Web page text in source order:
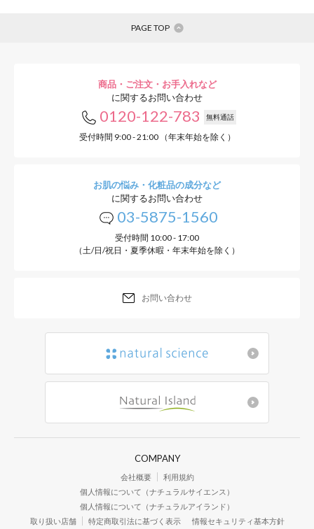
PAGE TOP
商品・ご注文・お手入れなど
に関するお問い合わせ
0120-122-783 無料通話
受付時間 9:00 - 21:00 （年末年始を除く）
お肌の悩み・化粧品の成分など
に関するお問い合わせ
03-5875-1560
受付時間 10:00 - 17:00
（土/日/祝日・夏季休暇・年末年始を除く）
お問い合わせ
COMPANY
会社概要
利用規約
個人情報について（ナチュラルサイエンス）
個人情報について（ナチュラルアイランド）
取り扱い店舗
特定商取引法に基づく表示 情報セキュリティ基本方針